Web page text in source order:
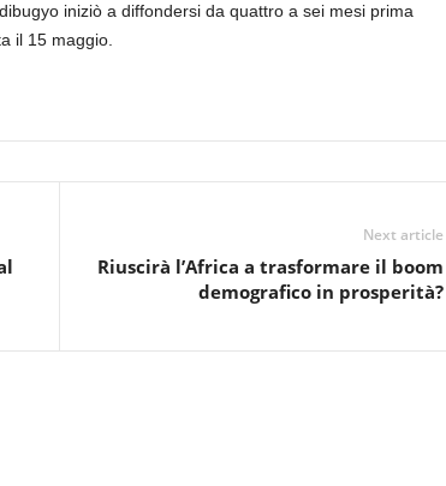
iniziò a diffondersi da quattro a sei mesi prima
il 15 maggio.
Next article
Riuscirà l’Africa a trasformare il boom
demografico in prosperità?